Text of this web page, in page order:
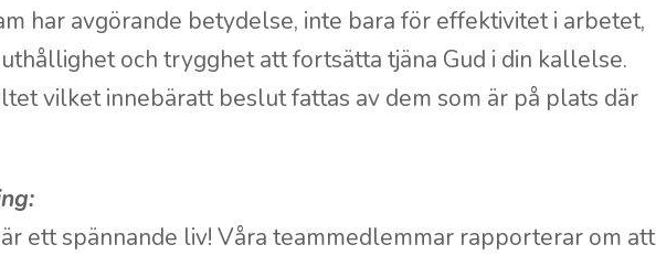
har avgörande betydelse, inte bara för effektivitet i arbetet,
och trygghet att fortsätta tjäna Gud i din kallelse.
vilket innebäratt beslut fattas av dem som är på plats där
ett spännande liv! Våra teammedlemmar rapporterar om att